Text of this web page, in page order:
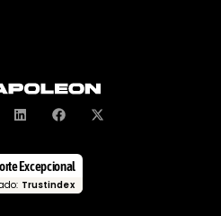
Excepcional
Trustindex